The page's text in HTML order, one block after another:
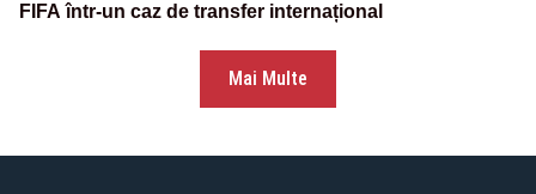
FIFA într-un caz de transfer internațional
Mai Multe